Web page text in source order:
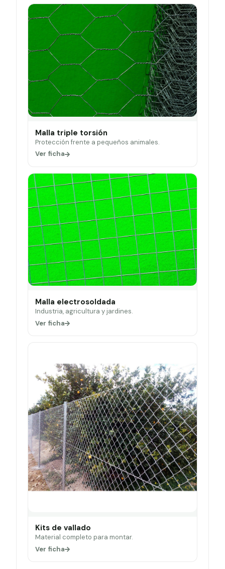
Malla triple torsión
Protección frente a pequeños animales.
Ver ficha
Malla electrosoldada
Industria, agricultura y jardines.
Ver ficha
Kits de vallado
Material completo para montar.
Ver ficha